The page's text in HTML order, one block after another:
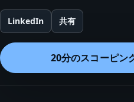
LinkedIn 共有
20分のスコーピン